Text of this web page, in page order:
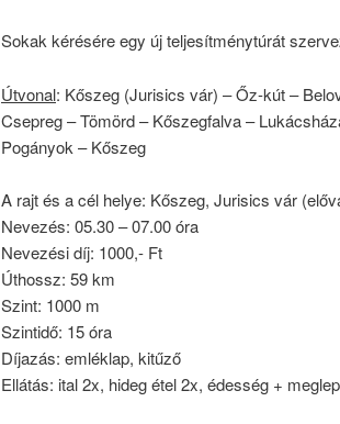
Sokak kérésére egy új teljesítménytúrát
Útvonal: Kőszeg (Jurisics vár) – Őz-kút –
Csepreg – Tömörd – Kőszegfalva –
Pogányok – Kőszeg
A rajt és a cél helye: Kőszeg, Jurisics vár
Nevezés: 05.30 – 07.00 óra
Nevezési díj: 1000,- Ft
Úthossz: 59 km
Szint: 1000 m
Szintidő: 15 óra
Díjazás: emléklap, kitűző
Ellátás: ital 2x, hideg étel 2x, édesség +